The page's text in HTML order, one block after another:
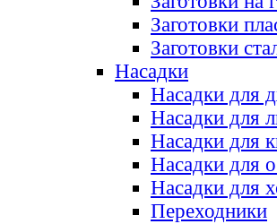
Заготовки
Заготовки
Насадки
Насадки для
Насадки для
Насадки для
Насадки для
Насадки для
Переходники